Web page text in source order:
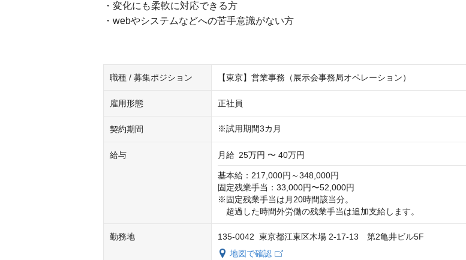
・変化にも柔軟に対応できる方
・webやシステムなどへの苦手意識がない方
職種 / 募集ポジション 【東京】営業事務（展示会事務局オペレーション）
雇用形態 正社員
契約期間 ※試用期間3カ月
給与 月給 25万円 〜 40万円
基本給：217,000円～348,000円
固定残業手当：33,000円〜52,000円
※固定残業手当は月20時間該当分。
超過した時間外労働の残業手当は追加支給します。
勤務地
135-0042 東京都江東区木場 2-17-13 第2亀井ビル5F
地図で確認